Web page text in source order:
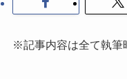
※記事内容は全て執筆